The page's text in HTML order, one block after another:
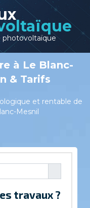
photovoltaïque
à Le Blanc-
& Tarifs
et rentable de
Mesnil